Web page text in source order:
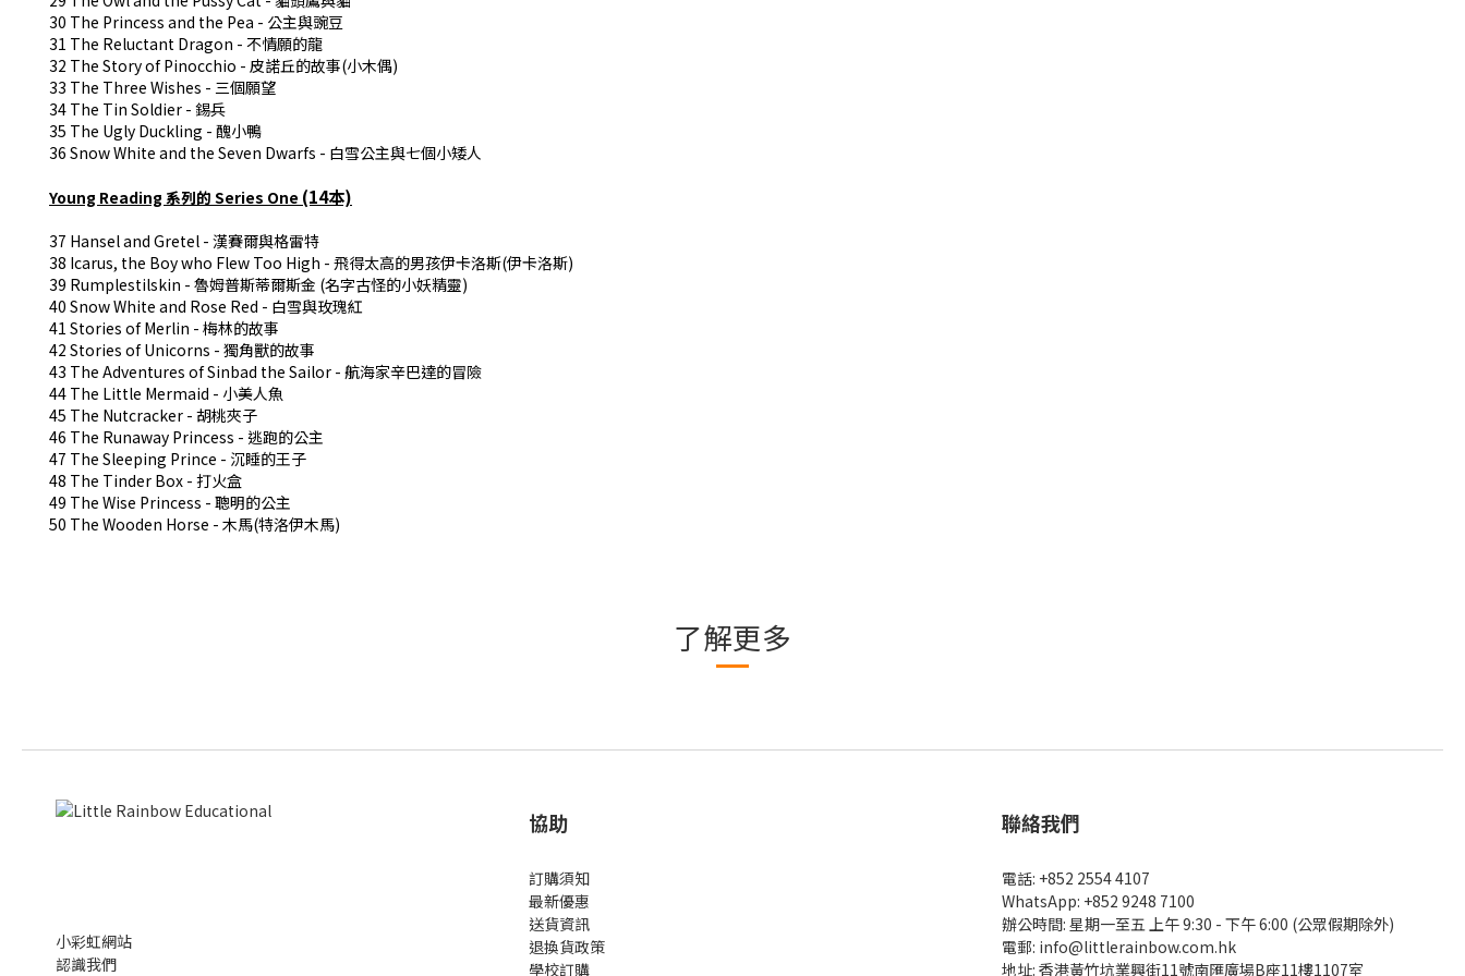
30 The Princess and the Pea - 公主與豌豆
31 The Reluctant Dragon - 不情願的龍
32 The Story of Pinocchio - 皮諾丘的故事(小木偶)
33 The Three Wishes - 三個願望
34 The Tin Soldier - 錫兵
35 The Ugly Duckling - 醜小鴨
36 Snow White and the Seven Dwarfs - 白雪公主與七個小矮人
Young Reading 系列的 Series One (14本)
37 Hansel and Gretel - 漢賽爾與格雷特
38 Icarus, the Boy who Flew Too High - 飛得太高的男孩伊卡洛斯(伊卡洛斯)
39 Rumplestilskin - 魯姆普斯蒂爾斯金 (名字古怪的小妖精靈)
40 Snow White and Rose Red - 白雪與玫瑰紅
41 Stories of Merlin - 梅林的故事
42 Stories of Unicorns - 獨角獸的故事
43 The Adventures of Sinbad the Sailor - 航海家辛巴達的冒險
44 The Little Mermaid - 小美人魚
45 The Nutcracker - 胡桃夾子
46 The Runaway Princess - 逃跑的公主
47 The Sleeping Prince - 沉睡的王子
48 The Tinder Box - 打火盒
49 The Wise Princess - 聰明的公主
50 The Wooden Horse - 木馬(特洛伊木馬)
了解更多
小彩虹網站
認識我們
協助
訂購須知
最新優惠
送貨資訊
退換貨政策
學校訂購
聯絡我們
電話: +852 2554 4107
WhatsApp: +852 9248 7100
辦公時間: 星期一至五 上午 9:30 - 下午 6:00 (公眾假期除外)
電郵: info@littlerainbow.com.hk
地址: 香港黃竹坑業興街11號南匯廣場B座11樓1107室